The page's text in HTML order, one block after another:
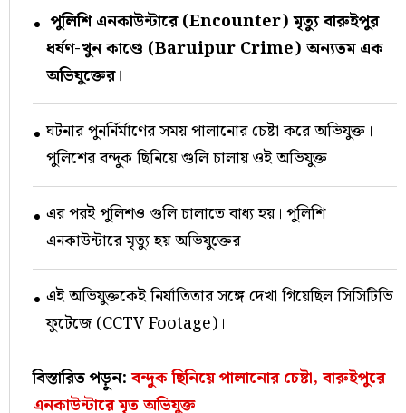
পুলিশি এনকাউন্টারে (Encounter) মৃত্যু বারুইপুর
ধর্ষণ-খুন কাণ্ডে (Baruipur Crime) অন্যতম এক
অভিযুক্তের।
ঘটনার পুনর্নির্মাণের সময় পালানোর চেষ্টা করে অভিযুক্ত।
পুলিশের বন্দুক ছিনিয়ে গুলি চালায় ওই অভিযুক্ত।
এর পরই পুলিশও গুলি চালাতে বাধ্য হয়। পুলিশি
এনকাউন্টারে মৃত্যু হয় অভিযুক্তের।
এই অভিযুক্তকেই নির্যাতিতার সঙ্গে দেখা গিয়েছিল সিসিটিভি
ফুটেজে (CCTV Footage)।
বিস্তারিত পড়ুন:বন্দুক ছিনিয়ে পালানোর চেষ্টা, বারুইপুরে
এনকাউন্টারে মৃত অভিযুক্ত